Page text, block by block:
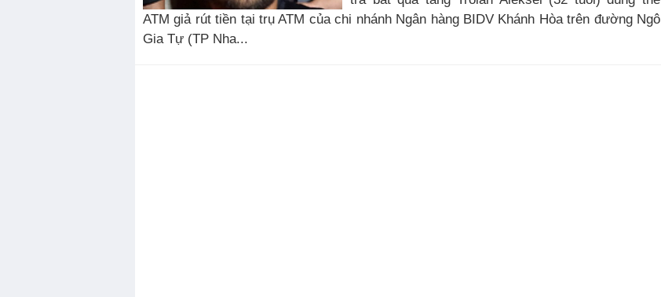
ATM giả rút tiền tại trụ ATM của chi nhánh Ngân hàng BIDV Khánh Hòa trên đường Ngô
Gia Tự (TP Nha...